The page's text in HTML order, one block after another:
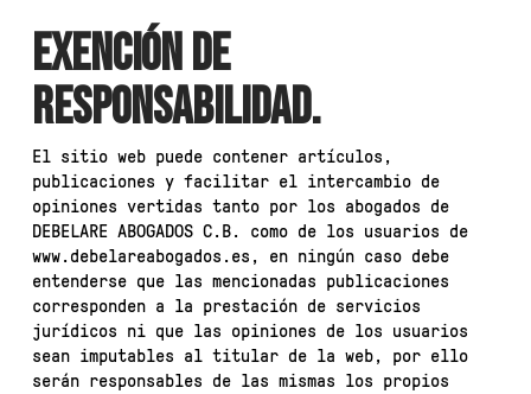
EXENCIÓN DE
RESPONSABILIDAD.
El sitio web puede contener artículos,
publicaciones y facilitar el intercambio de
opiniones vertidas tanto por los abogados de
DEBELARE ABOGADOS C.B. como de los usuarios de
www.debelareabogados.es, en ningún caso debe
entenderse que las mencionadas publicaciones
corresponden a la prestación de servicios
jurídicos ni que las opiniones de los usuarios
sean imputables al titular de la web, por ello
serán responsables de las mismas los propios